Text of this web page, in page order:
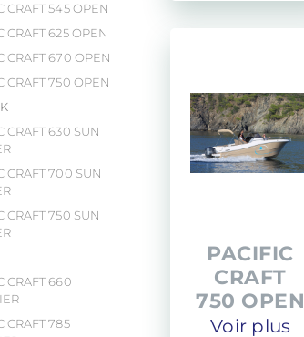
PACIFIC
CRAFT
750 OPEN
Voir plus
CRAFT 545 OPEN
CRAFT 625 OPEN
CRAFT 670 OPEN
CRAFT 750 OPEN
CRAFT 630 SUN
CRAFT 700 SUN
CRAFT 750 SUN
CRAFT 660
CRAFT 785